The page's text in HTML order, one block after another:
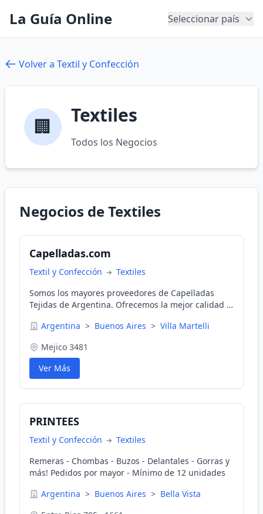
La Guía Online Seleccionar país
Volver a Textil y Confección
🏢 Textiles
Todos los Negocios
Negocios de Textiles
Capelladas.com
Textil y Confección
Textiles
Somos los mayores proveedores de Capelladas
Tejidas de Argentina. Ofrecemos la mejor calidad a
entrega en un plazo de 7 días laborables tras la
permanente de 20,000 pares.
Argentina > Buenos Aires > Villa Martelli
Mejico 3481
Ver Más
PRINTEES
Textil y Confección
Textiles
Remeras - Chombas - Buzos - Delantales - Gorras y
más! Pedidos por mayor - Mínimo de 12 unidades
Argentina > Buenos Aires > Bella Vista